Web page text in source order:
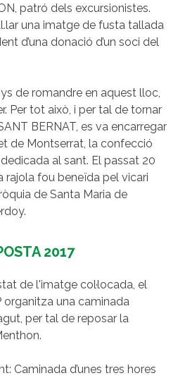
patró dels excursionistes.
una imatge de fusta tallada
d’una donació d’un soci del
de romandre en aquest lloc,
Per tot això, i per tal de tornar
BERNAT, es va encarregar
de Montserrat, la confecció
al sant. El passat 20
rajola fou beneïda pel vicari
de Santa Maria de
2017
de l'imatge col·locada, el
organitza una caminada
per tal de reposar la
Caminada d’unes tres hores